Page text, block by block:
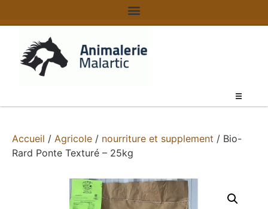
Accueil / Agricole / nourriture et supplement / Bio-
Rard Ponte Texturé – 25kg